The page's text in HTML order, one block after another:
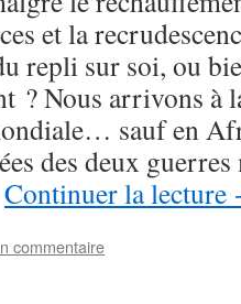
et la
repli sur soi, ou
? Nous arrivons à
sauf en
des deux
Continuer la lecture
commentaire